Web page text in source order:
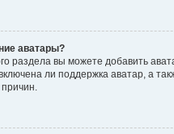
аватары?
раздела вы можете добавить
ли поддержка аватар, а